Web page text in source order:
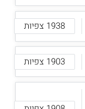
1938 צפיות
1903 צפיות